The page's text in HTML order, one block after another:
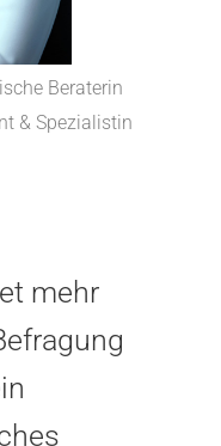
Beraterin
& Spezialistin
mehr